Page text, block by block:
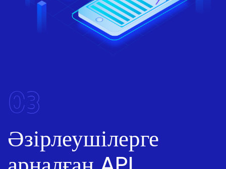
03
Әзірлеушілерге